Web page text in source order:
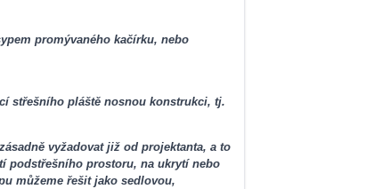
promývaného kačírku, nebo
střešního pláště nosnou konstrukci, tj.
vyžadovat již od projektanta, a to
podstřešního prostoru, na ukrytí nebo
můžeme řešit jako sedlovou,